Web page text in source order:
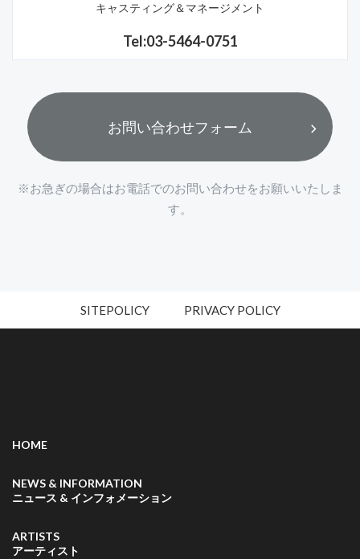
キャスティング＆マネージメント
Tel:03-5464-0751
お問い合わせフォーム
※お急ぎの場合はお電話でのお問い合わせをお願いいたしま
す。
SITEPOLICY PRIVACY POLICY
HOME
NEWS & INFORMATION
ニュース & インフォメーション
ARTISTS
アーティスト